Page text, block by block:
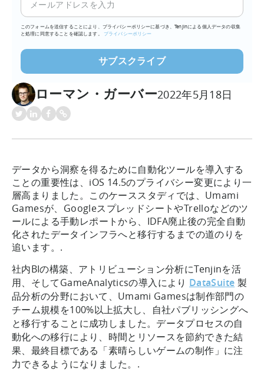
このフォームを送信することにより、プライバシーポリシーに基づき、Tenjinによる個人データの収集
と処理に同意することを確認します。
プライバシーポリシー
ローマン・ガーバー2022年5月18日
データから洞察を得るために自動化ツールを導入する
ことの重要性は、iOS 14.5のプライバシー変更により一
層高まりました。このケーススタディでは、Umami
Gamesが、GoogleスプレッドシートやTrelloなどのツ
ールによる手動レポートから、IDFA廃止後の完全自動
化されたデータインフラへと移行するまでの道のりを
追います。.
社内BIの構築、アトリビューション分析にTenjinを活
用、そしてGameAnalyticsの導入により DataSuite 製
品分析の分野において、Umami Gamesは制作部門の
チーム規模を100%以上拡大し、自社パブリッシングへ
と移行することに成功しました。データプロセスの自
動化への移行により、時間とリソースを節約できた結
果、最終目標である「素晴らしいゲームの制作」に注
力できるようになりました。.